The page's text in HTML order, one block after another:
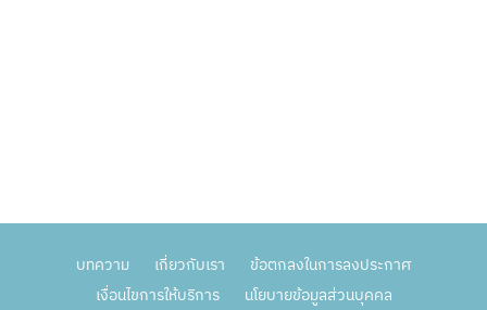
บทความ เกี่ยวกับเรา
ข้อตกลงในการลงประกาศ
เงื่อนไขการให้บริการ
นโยบายข้อมูลส่วนบุคคล